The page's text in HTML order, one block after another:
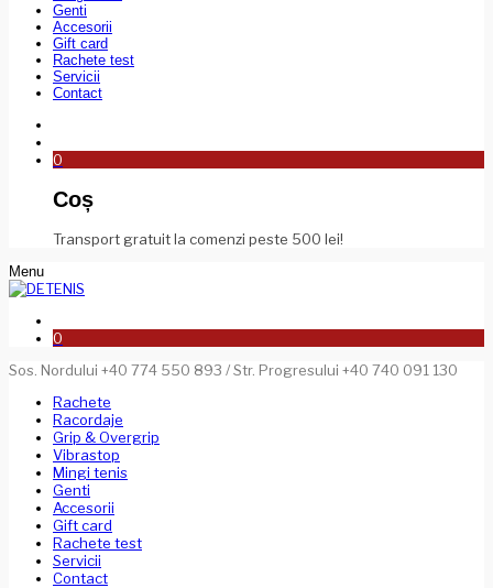
Genti
Accesorii
Gift card
Rachete test
Servicii
Contact
0
Coș
Transport gratuit la comenzi peste 500 lei!
Menu
0
Sos. Nordului +40 774 550 893 / Str. Progresului +40 740 091 130
Rachete
Racordaje
Grip & Overgrip
Vibrastop
Mingi tenis
Genti
Accesorii
Gift card
Rachete test
Servicii
Contact